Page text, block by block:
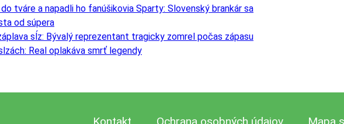
tváre a napadli ho fanúšikovia Sparty: Slovenský brankár sa
od súpera
sĺz: Bývalý reprezentant tragicky zomrel počas zápasu
Real oplakáva smrť legendy
Kontakt Ochrana osobných údajov Mapa